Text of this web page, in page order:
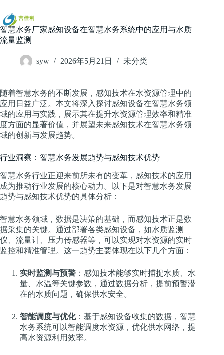
过
内
容
智慧水务厂家感知设备在智慧水务系统中的应用与水质
流量监测
syw 2026年5月21日 未分类
随着智慧水务的不断发展，感知技术在水资源管理中的
应用日益广泛。本文将深入探讨感知设备在智慧水务领
域的应用与实践，展示其在提升水资源管理效率和精准
度方面的显著价值，并展望未来感知技术在智慧水务领
域的创新与发展趋势。
行业洞察：智慧水务发展趋势与感知技术优势
智慧水务行业正迎来前所未有的变革，感知技术的应用
成为推动行业发展的核心动力。以下是对智慧水务发展
趋势与感知技术优势的具体分析：
智慧水务领域，数据是决策的基础，而感知技术正是数
据采集的关键。通过部署各类感知设备，如水质监测
仪、流量计、压力传感器等，可以实现对水资源的实时
监控和精准管理。这一趋势主要体现在以下几个方面：
实时监测与预警 ：感知技术能够实时捕捉水质、水
量、水温等关键参数，通过数据分析，提前预警潜
在的水质问题，确保供水安全。
智能调度与优化：基于感知设备收集的数据，智慧
水务系统可以智能调度水资源，优化供水网络，提
高水资源利用效率。